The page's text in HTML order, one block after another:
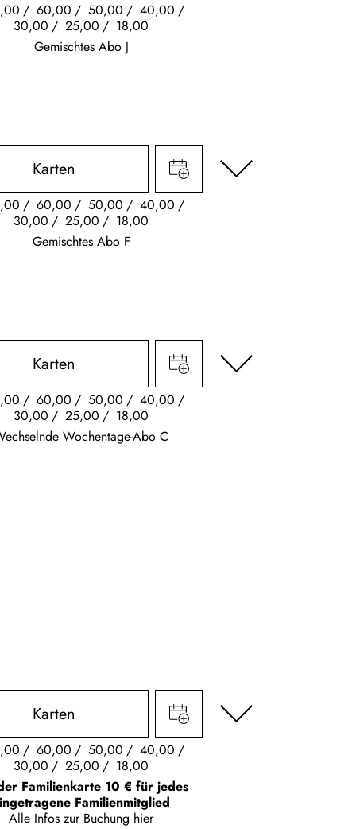
60,00 50,00
40,00
30,00
25,00
18,00
Gemischtes Abo J
Karten
60,00 50,00
40,00
30,00
25,00
18,00
Gemischtes Abo F
Karten
60,00 50,00
40,00
30,00
25,00
18,00
Wochentage-Abo C
Karten
60,00 50,00
40,00
30,00
25,00
18,00
Familienkarte 10 € für jedes
Familienmitglied
Alle Infos zur Buchung hier